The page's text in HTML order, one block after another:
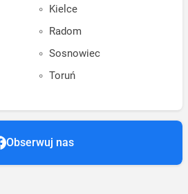
Kielce
Radom
Sosnowiec
Toruń
Obserwuj nas